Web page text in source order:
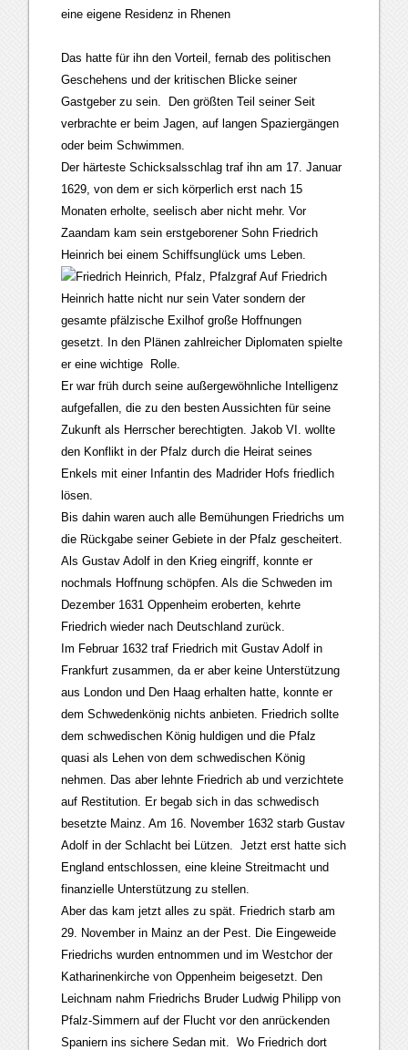
eine eigene Residenz in Rhenen
Das hatte für ihn den Vorteil, fernab des politischen
Geschehens und der kritischen Blicke seiner
Gastgeber zu sein. Den größten Teil seiner Seit
verbrachte er beim Jagen, auf langen Spaziergängen
oder beim Schwimmen.
Der härteste Schicksalsschlag traf ihn am 17. Januar
1629, von dem er sich körperlich erst nach 15
Monaten erholte, seelisch aber nicht mehr. Vor
Zaandam kam sein erstgeborener Sohn Friedrich
Heinrich bei einem Schiffsunglück ums Leben.
Auf Friedrich
Heinrich hatte nicht nur sein Vater sondern der
gesamte pfälzische Exilhof große Hoffnungen
gesetzt. In den Plänen zahlreicher Diplomaten spielte
er eine wichtige Rolle.
Er war früh durch seine außergewöhnliche Intelligenz
aufgefallen, die zu den besten Aussichten für seine
Zukunft als Herrscher berechtigten. Jakob VI. wollte
den Konflikt in der Pfalz durch die Heirat seines
Enkels mit einer Infantin des Madrider Hofs friedlich
lösen.
Bis dahin waren auch alle Bemühungen Friedrichs um
die Rückgabe seiner Gebiete in der Pfalz gescheitert.
Als Gustav Adolf in den Krieg eingriff, konnte er
nochmals Hoffnung schöpfen. Als die Schweden im
Dezember 1631 Oppenheim eroberten, kehrte
Friedrich wieder nach Deutschland zurück.
Im Februar 1632 traf Friedrich mit Gustav Adolf in
Frankfurt zusammen, da er aber keine Unterstützung
aus London und Den Haag erhalten hatte, konnte er
dem Schwedenkönig nichts anbieten. Friedrich sollte
dem schwedischen König huldigen und die Pfalz
quasi als Lehen von dem schwedischen König
nehmen. Das aber lehnte Friedrich ab und verzichtete
auf Restitution. Er begab sich in das schwedisch
besetzte Mainz. Am 16. November 1632 starb Gustav
Adolf in der Schlacht bei Lützen. Jetzt erst hatte sich
England entschlossen, eine kleine Streitmacht und
finanzielle Unterstützung zu stellen.
Aber das kam jetzt alles zu spät. Friedrich starb am
29. November in Mainz an der Pest. Die Eingeweide
Friedrichs wurden entnommen und im Westchor der
Katharinenkirche von Oppenheim beigesetzt. Den
Leichnam nahm Friedrichs Bruder Ludwig Philipp von
Pfalz-Simmern auf der Flucht vor den anrückenden
Spaniern ins sichere Sedan mit. Wo Friedrich dort